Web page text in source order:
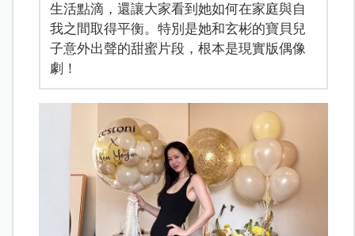
生活點滴，還讓大家看到她如何在家庭與自
我之間取得平衡。特別是她和玄彬的寶貝兒
子意外出聲的甜蜜片段，根本是現實版偶像
劇！